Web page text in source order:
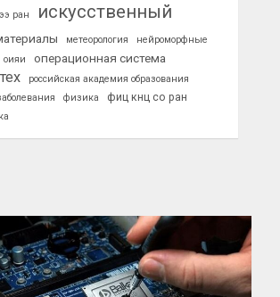
ран
искусственный
метеорология
нейроморфные
оияи операционная система
российская академия образования
физика фиц кнц со ран